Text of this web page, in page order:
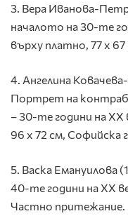
3. Вера Иванова-
началото на 30-те
върху платно, 77 х
4. Ангелина
Портрет на
– 30-те години на ХХ
96 х 72 см, Софийска
5. Васка Емануилова
40-те години на ХХ
Частно притежание.